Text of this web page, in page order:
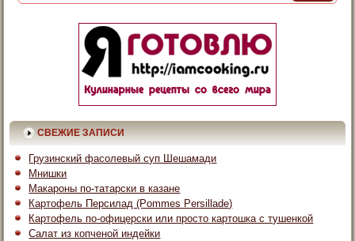
СВЕЖИЕ ЗАПИСИ
Грузинский фасолевый суп Шешамади
Мнишки
Макароны по-татарски в казане
Картофель Персилад (Pommes Persillade)
Картофель по-офицерски или просто картошка с тушенкой
Салат из копченой индейки